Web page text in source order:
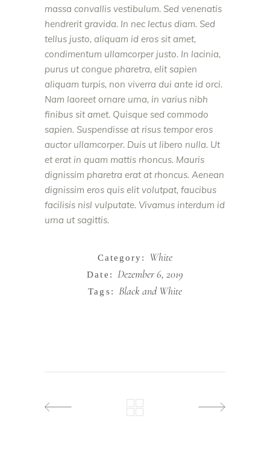
massa convallis vestibulum. Sed venenatis
hendrerit gravida. In nec lectus diam. Sed
tellus justo, aliquam id eros sit amet,
condimentum ullamcorper justo. In lacinia,
purus ut congue pharetra, elit sapien
aliquam turpis, non viverra dui ante id orci.
Nam laoreet ornare urna, in varius nibh
finibus sit amet. Quisque sed commodo
sapien. Suspendisse at risus tempor eros
auctor ullamcorper. Duis ut libero nulla. Ut
et erat in quam mattis rhoncus. Mauris
dignissim pharetra erat at rhoncus. Aenean
dignissim eros quis elit volutpat, faucibus
facilisis nisl vulputate. Vivamus interdum id
urna ut sagittis.
Category: White
Date: Dezember 6, 2019
Tags: Black and White